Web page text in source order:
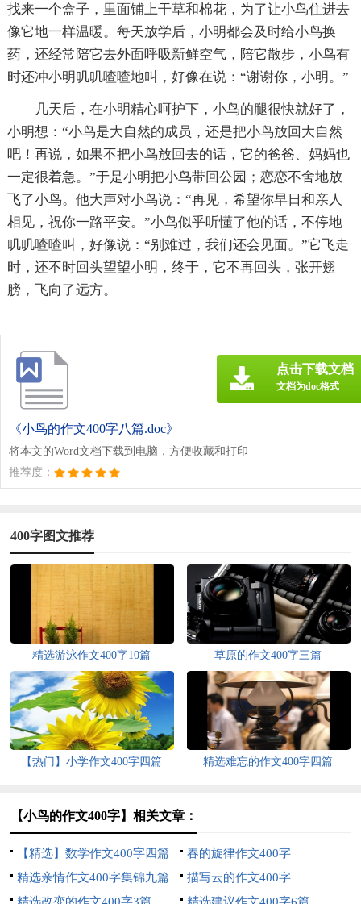
找来一个盒子，里面铺上干草和棉花，为了让小鸟住进去
像它地一样温暖。每天放学后，小明都会及时给小鸟换
药，还经常陪它去外面呼吸新鲜空气，陪它散步，小鸟有
时还冲小明叽叽喳喳地叫，好像在说：“谢谢你，小明。”
几天后，在小明精心呵护下，小鸟的腿很快就好了，
小明想：“小鸟是大自然的成员，还是把小鸟放回大自然
吧！再说，如果不把小鸟放回去的话，它的爸爸、妈妈也
一定很着急。”于是小明把小鸟带回公园；恋恋不舍地放
飞了小鸟。他大声对小鸟说：“再见，希望你早日和亲人
相见，祝你一路平安。”小鸟似乎听懂了他的话，不停地
叽叽喳喳叫，好像说：“别难过，我们还会见面。”它飞走
时，还不时回头望望小明，终于，它不再回头，张开翅
膀，飞向了远方。
《小鸟的作文400字八篇.doc》
将本文的Word文档下载到电脑，方便收藏和打印
推荐度：
点击下载文档
文档为doc格式
400字图文推荐
精选游泳作文400字10篇 草原的作文400字三篇
【热门】小学作文400字四篇 精选难忘的作文400字四篇
【小鸟的作文400字】相关文章：
【精选】数学作文400字四篇
春的旋律作文400字
精选亲情作文400字集锦九篇
描写云的作文400字
精选改变的作文400字3篇
精选建议作文400字6篇